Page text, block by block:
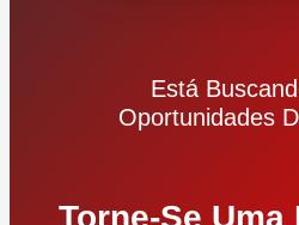
Está
Oportunidades
Torne-Se